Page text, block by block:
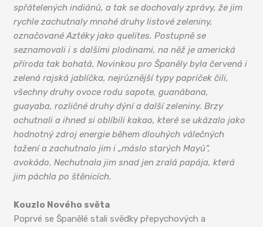
spřátelených indiánů, a tak se dochovaly zprávy, že jim
rychle zachutnaly mnohé druhy listové zeleniny,
označované Aztéky jako quelites. Postupně se
seznamovali i s dalšími plodinami, na něž je americká
příroda tak bohatá. Novinkou pro Španěly byla červená i
zelená rajská jablíčka, nejrůznější typy papriček čili,
všechny druhy ovoce rodu sapote, guanábana,
guayaba, rozličné druhy dýní a další zeleniny. Brzy
ochutnali a ihned si oblíbili kakao, které se ukázalo jako
hodnotný zdroj energie během dlouhých válečných
tažení a zachutnalo jim i „máslo starých Mayů“,
avokádo. Nechutnala jim snad jen zralá papája, která
jim páchla po štěnicích.
Kouzlo Nového světa
Poprvé se Španělé stali svědky přepychových a